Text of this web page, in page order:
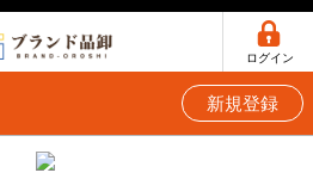
ログイン
新規登録